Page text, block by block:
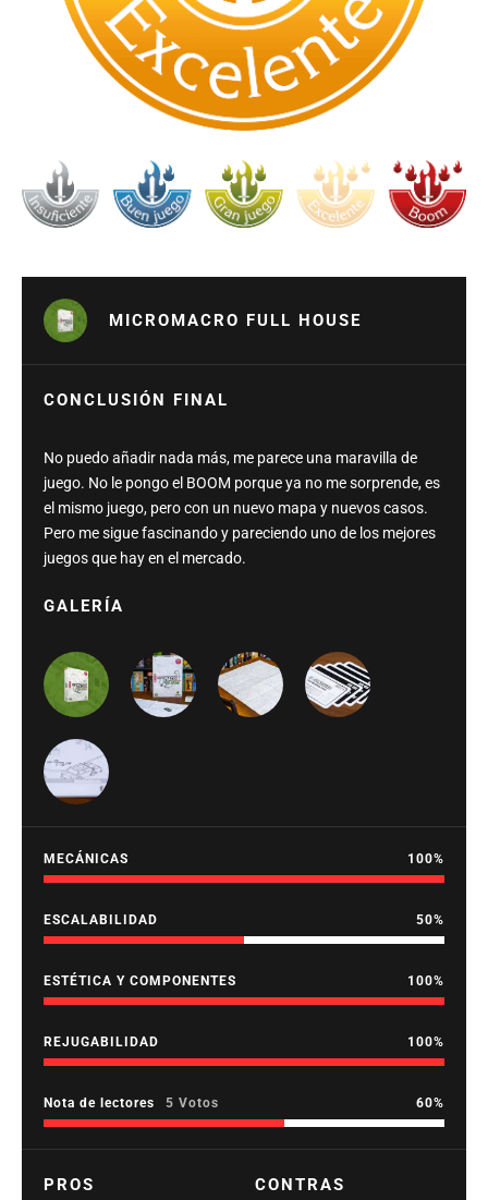
MICROMACRO FULL HOUSE
CONCLUSIÓN FINAL
No puedo añadir nada más, me parece una maravilla de
juego. No le pongo el BOOM porque ya no me sorprende, es
el mismo juego, pero con un nuevo mapa y nuevos casos.
Pero me sigue fascinando y pareciendo uno de los mejores
juegos que hay en el mercado.
MECÁNICAS 100
ESCALABILIDAD 50
ESTÉTICA Y COMPONENTES 100
REJUGABILIDAD 100
Nota de lectores 5 Votos 60
PROS CONTRAS
GALERÍA